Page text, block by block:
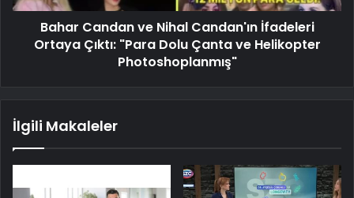
Bahar Candan ve Nihal Candan'ın İfadeleri
Ortaya Çıktı: "Para Dolu Çanta ve Helikopter
Photoshoplanmış"
İlgili Makaleler